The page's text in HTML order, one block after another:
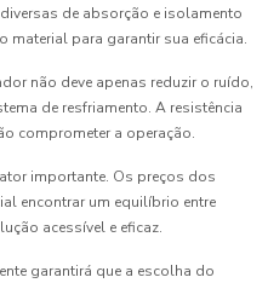
de absorção e isolamento
material para garantir sua eficácia.
não deve apenas reduzir o ruído,
de resfriamento. A resistência
comprometer a operação.
importante. Os preços dos
encontrar um equilíbrio entre
acessível e eficaz.
garantirá que a escolha do